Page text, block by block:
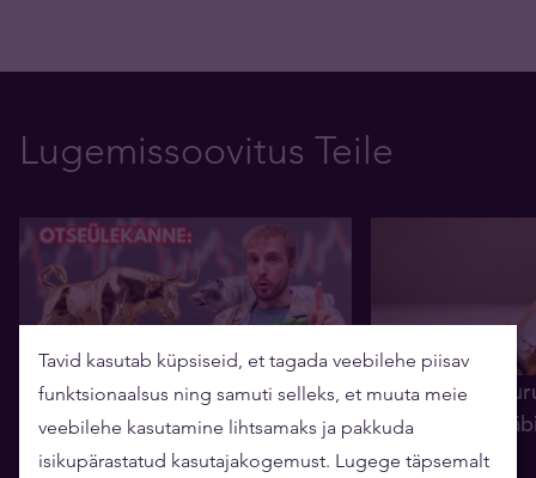
Lugemissoovitus Teile
OTSE: kas kulllaturg on
taasärkamas? (Tavidi analüütik
Mait Kraun)
Analüüs:
aasta olulisim
06.08.2026
Tavid kasutab küpsiseid, et tagada veebilehe piisav
funktsionaalsus ning samuti selleks, et muuta meie
veebilehe kasutamine lihtsamaks ja pakkuda
isikupärastatud kasutajakogemust. Lugege täpsemalt